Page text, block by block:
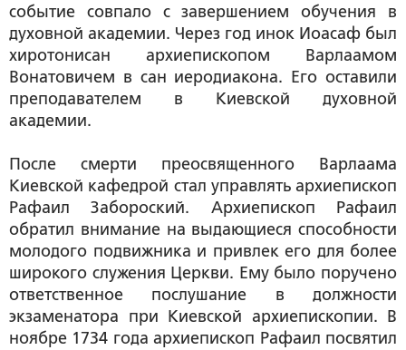
событие совпало с завершением обучения в
духовной академии. Через год инок Иоасаф был
хиротонисан архиепископом Варлаамом
Вонатовичем в сан иеродиакона. Его оставили
преподавателем в Киевской духовной
академии.
После смерти преосвященного Варлаама
Киевской кафедрой стал управлять архиепископ
Рафаил Забороский. Архиепископ Рафаил
обратил внимание на выдающиеся способности
молодого подвижника и привлек его для более
широкого служения Церкви. Ему было поручено
ответственное послушание в должности
экзаменатора при Киевской архиепископии. В
ноябре 1734 года архиепископ Рафаил посвятил